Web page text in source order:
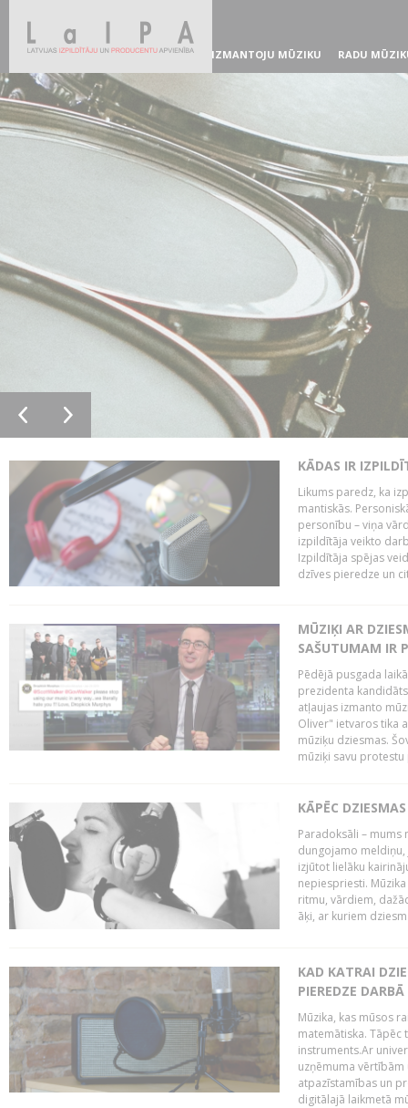
IZMANTOJU MŪZIKU RADU
KĀDAS IR
Likums paredz, ka
mantiskās.
personību – viņa
izpildītāja veikto
Izpildītāja spējas
dzīves pieredze un
MŪZIĶI AR
SAŠUTUMAM IR
Pēdējā pusgada
prezidenta
atļaujas izmanto
Oliver" ietvaros tika
mūziķu dziesmas.
mūziķi savu
KĀPĒC
Paradoksāli – mums
dungojamo
izjūtot lielāku
nepiespriesti.
ritmu, vārdiem,
āķi, ar kuriem
KAD KATRAI
PIEREDZE
Mūzika, kas mūsos
matemātiska. Tāpēc
instruments.Ar
uzņēmuma
atpazīstamības un
digitālajā laikmetā